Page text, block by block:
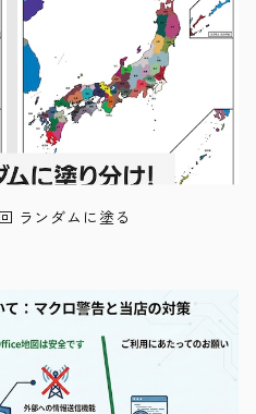
ランダムに塗る